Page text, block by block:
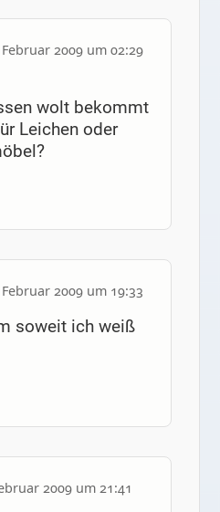
2009 um 02:29
wolt bekommt
Leichen oder
2009 um 19:33
soweit ich weiß
2009 um 21:41